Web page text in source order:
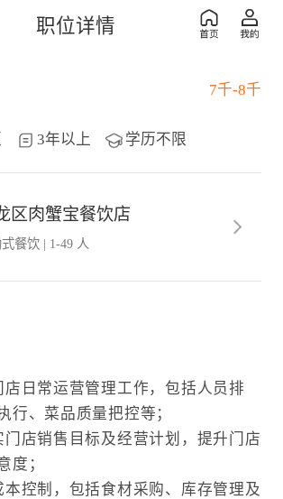
职位详情
7千-8千
3年以上 学历不限
区肉蟹宝餐饮店
式餐饮 | 1-49 人
店日常运营管理工作，包括人员排
行、菜品质量把控等；
门店销售目标及经营计划，提升门店
度；
控制，包括食材采购、库存管理及